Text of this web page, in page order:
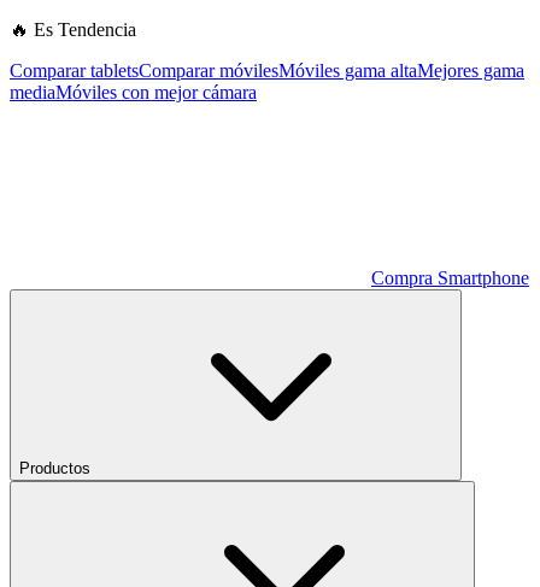
🔥 Es Tendencia
Comparar tabletsComparar móvilesMóviles gama altaMejores gama
mediaMóviles con mejor cámara
Compra Smartphone
Productos